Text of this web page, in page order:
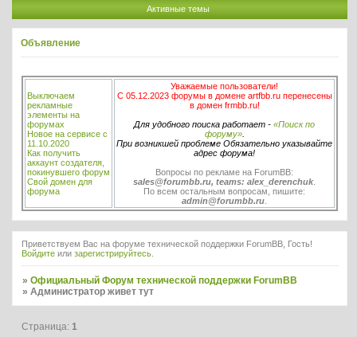
Активные темы
Объявление
Выключаем
рекламные
элементы на
форумах
Новое на сервисе с
11.10.2020
Как получить
аккаунт создателя,
покинувшего форум
Свой домен для
форума
Уважаемые пользователи!
С 05.12.2023 форумы в домене artfbb.ru перенесены
в домен frmbb.ru!
Для удобного поиска работает - «Поиск по
форуму».
При возникшей проблеме Обязательно указывайте
адрес форума!
Вопросы по рекламе на ForumBB:
sales@forumbb.ru, teams: alex_derenchuk
По всем остальным вопросам, пишите:
admin@forumbb.ru
Приветствуем Вас на форуме технической поддержки ForumBB, Гость!
Войдите или зарегистрируйтесь
»Официальный Форум технической поддержки ForumBB
»Администратор живет тут
Страница:1